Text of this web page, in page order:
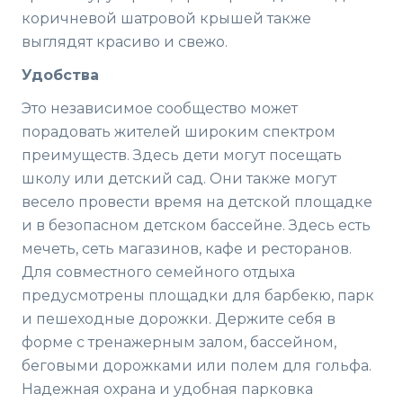
коричневой шатровой крышей также
выглядят красиво и свежо.
Удобства
Это независимое сообщество может
порадовать жителей широким спектром
преимуществ. Здесь дети могут посещать
школу или детский сад. Они также могут
весело провести время на детской площадке
и в безопасном детском бассейне. Здесь есть
мечеть, сеть магазинов, кафе и ресторанов.
Для совместного семейного отдыха
предусмотрены площадки для барбекю, парк
и пешеходные дорожки. Держите себя в
форме с тренажерным залом, бассейном,
беговыми дорожками или полем для гольфа.
Надежная охрана и удобная парковка